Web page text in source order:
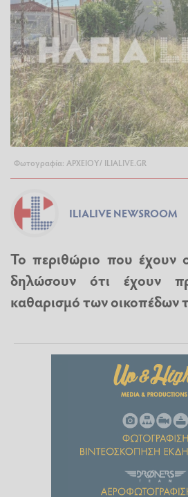
Φωτογραφία: ΑΡΧΕΙΟΥ/ ILIALIVE.GR
ILIALIVE NEWSROOM
Το περιθώριο που έχουν
δηλώσουν ότι έχουν
καθαρισμό των οικοπέδων